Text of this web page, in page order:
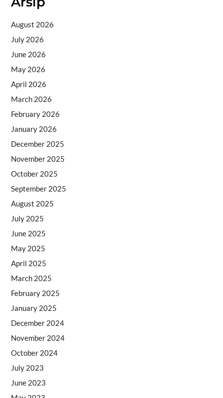
August 2026
July 2026
June 2026
May 2026
April 2026
March 2026
February 2026
January 2026
December 2025
November 2025
October 2025
September 2025
August 2025
July 2025
June 2025
May 2025
April 2025
March 2025
February 2025
January 2025
December 2024
November 2024
October 2024
July 2023
June 2023